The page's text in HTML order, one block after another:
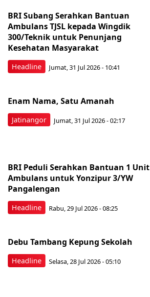
Headline
BRI Subang Serahkan Bantuan
Ambulans TJSL kepada Wingdik
300/Teknik untuk Penunjang
Kesehatan Masyarakat ​
Jumat, 31 Jul 2026 - 10:41
Jatinangor
Enam Nama, Satu Amanah
Jumat, 31 Jul 2026 - 02:17
Headline
BRI Peduli Serahkan Bantuan 1 Unit
Ambulans untuk Yonzipur 3/YW
Pangalengan
Rabu, 29 Jul 2026 - 08:25
Headline
Debu Tambang Kepung Sekolah
Selasa, 28 Jul 2026 - 05:10